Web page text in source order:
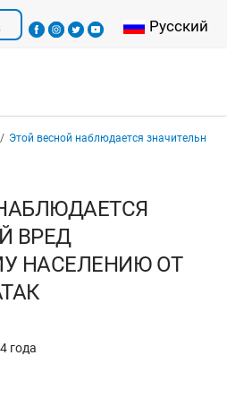
Select your
Русский
Этой весной наблюдается значительный вред
ВРЕД
НАСЕЛЕНИЮ ОТ
года